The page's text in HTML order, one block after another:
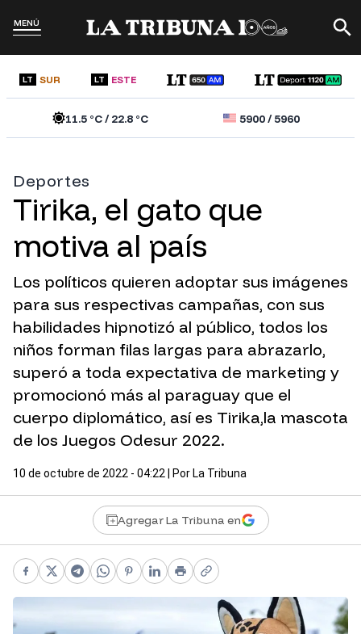
MENÚ
LT SUR LT ESTE
11.5°C /22.8°C 5900/5960
Deportes
Tirika, el gato que
motiva al país
Los políticos quieren adoptar sus imágenes
para sus respectivas campañas, con sus
habilidades hipnotizó al público, todos los
niños forman filas largas para abrazarlo,
superó a toda expectativa de marketing y
promocionó más al paraguay que el
cuerpo diplomático, así es Tirika,la mascota
de los Juegos Odesur 2022.
10 de octubre de 2022 - 04:22 | Por La Tribuna
Agregar La Tribuna en
Facebook
X Telegram
WhatsApp
Pinterest
LinkedIn
PrintCopy link